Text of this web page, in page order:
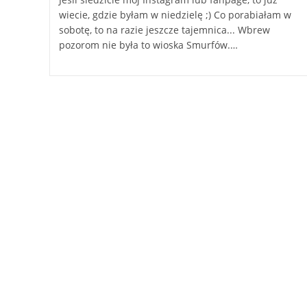
wiecie, gdzie byłam w niedzielę ;) Co porabiałam w
sobotę, to na razie jeszcze tajemnica... Wbrew
pozorom nie była to wioska Smurfów.…